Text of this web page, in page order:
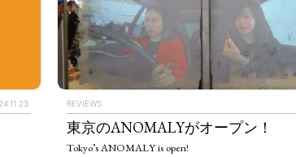
TAGS PEOPLE
REVIEWS
東京のANOMALYがオープン！
Tokyo’s ANOMALY is open!